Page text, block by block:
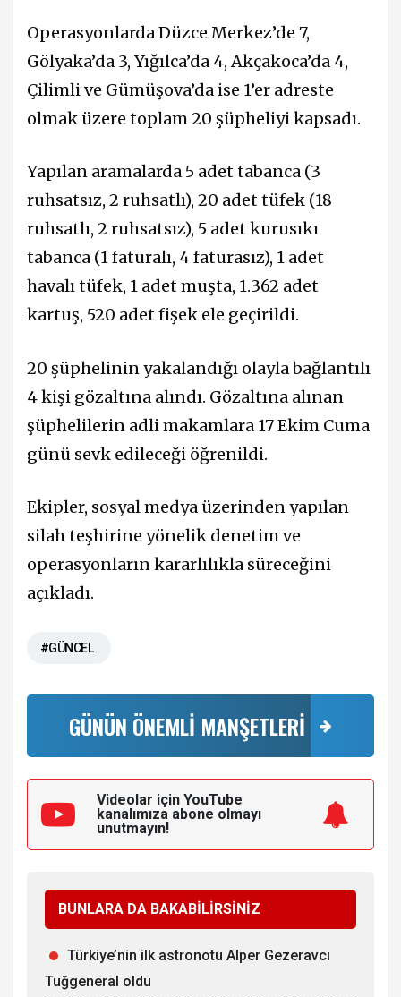
Operasyonlarda Düzce Merkez’de 7,
Gölyaka’da 3, Yığılca’da 4, Akçakoca’da 4,
Çilimli ve Gümüşova’da ise 1’er adreste
olmak üzere toplam 20 şüpheliyi kapsadı.
Yapılan aramalarda 5 adet tabanca (3
ruhsatsız, 2 ruhsatlı), 20 adet tüfek (18
ruhsatlı, 2 ruhsatsız), 5 adet kurusıkı
tabanca (1 faturalı, 4 faturasız), 1 adet
havalı tüfek, 1 adet muşta, 1.362 adet
kartuş, 520 adet fişek ele geçirildi.
20 şüphelinin yakalandığı olayla bağlantılı
4 kişi gözaltına alındı. Gözaltına alınan
şüphelilerin adli makamlara 17 Ekim Cuma
günü sevk edileceği öğrenildi.
Ekipler, sosyal medya üzerinden yapılan
silah teşhirine yönelik denetim ve
operasyonların kararlılıkla süreceğini
açıkladı.
#GÜNCEL
GÜNÜN ÖNEMLİ MANŞETLERİ
Videolar için YouTube
kanalımıza abone olmayı
unutmayın!
BUNLARA DA BAKABİLİRSİNİZ
Türkiye’nin ilk astronotu Alper Gezeravcı
Tuğgeneral oldu